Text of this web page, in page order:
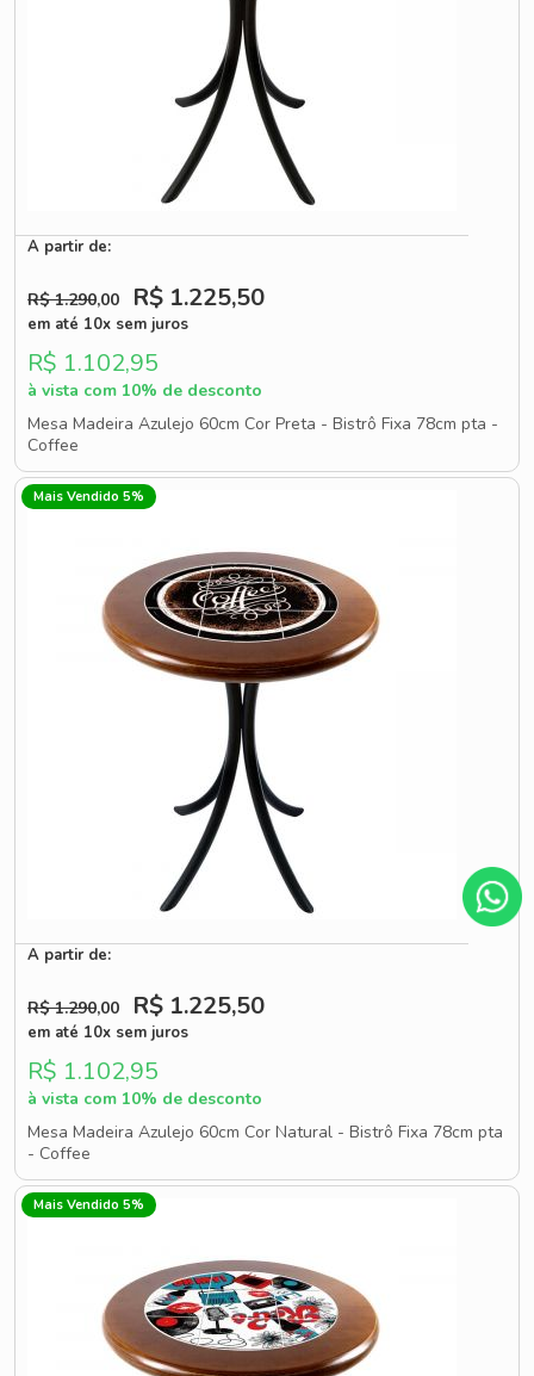
A partir de:
R$ 1.290,00 R$ 1.225,50
em até 10x sem juros
R$ 1.102,95
à vista com 10% de desconto
Mesa Madeira Azulejo 60cm Cor Preta - Bistrô Fixa 78cm pta -
Coffee
Mais Vendido 5%
A partir de:
R$ 1.290,00 R$ 1.225,50
em até 10x sem juros
R$ 1.102,95
à vista com 10% de desconto
Mesa Madeira Azulejo 60cm Cor Natural - Bistrô Fixa 78cm pta
- Coffee
Mais Vendido 5%